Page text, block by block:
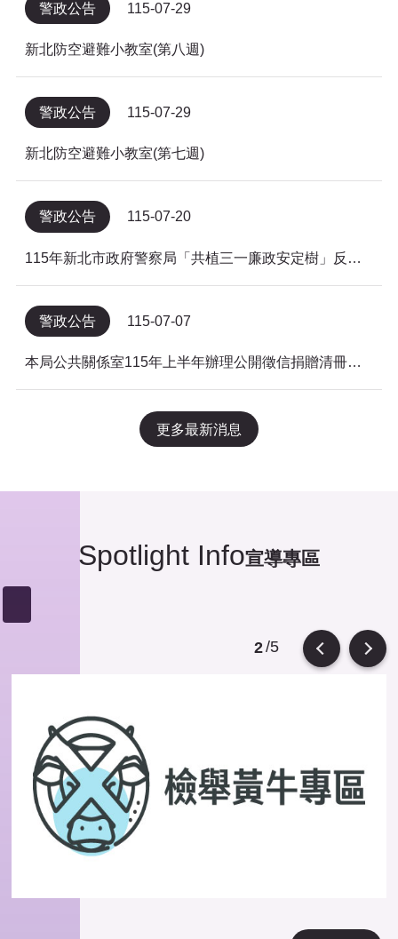
警政公告 115-07-29
新北防空避難小教室(第八週)
警政公告 115-07-29
新北防空避難小教室(第七週)
警政公告 115-07-20
115年新北市政府警察局「共植三一廉政安定樹」反貪倡廉有獎徵答得獎名單公告
警政公告 115-07-07
本局公共關係室115年上半年辦理公開徵信捐贈清冊及明細表，依公益勸募條例公告。
更多最新消息
Spotlight Info宣導專區
2/5